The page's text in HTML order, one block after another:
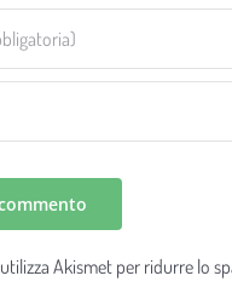
Akismet per ridurre lo